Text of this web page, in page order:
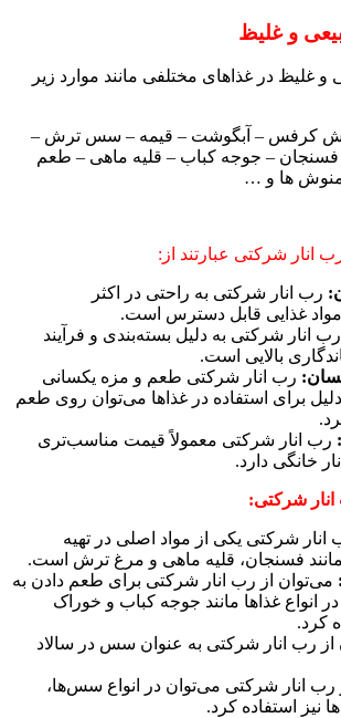
و غلیظ
غلیظ در غذاهای مختلفی مانند موارد زیر
کرفس – آبگوشت – قیمه – سس ترش –
– جوجه کباب – قلیه ماهی – طعم
ها و …
انار شرکتی عبارتند از:
رب انار شرکتی به راحتی در اکثر
غذایی قابل دسترس است.
رب انار شرکتی به دلیل بسته‌بندی و فرآیند
بالایی است.
رب انار شرکتی طعم و مزه یکسانی
دلیل برای استفاده در غذاها می‌توان روی طعم
رب انار شرکتی معمولاً قیمت مناسب‌تری
خانگی دارد.
انار شرکتی:
انار شرکتی یکی از مواد اصلی در تهیه
فسنجان، قلیه ماهی و مرغ ترش است.
می‌توان از رب انار شرکتی برای طعم دادن به
انواع غذاها مانند جوجه کباب و خوراک
کرد.
از رب انار شرکتی به عنوان سس در سالاد
رب انار شرکتی می‌توان در انواع سس‌ها،
نیز استفاده کرد.